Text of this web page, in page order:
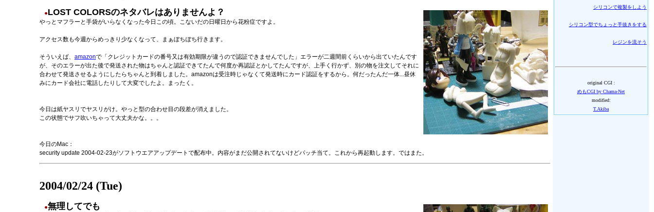
●LOST COLORSのネタバレはありませんよ？
やっとマフラーと手袋がいらなくなった今日この頃。こないだの日曜日から花粉症ですよ。
アクセス数も今週からめっきり少なくなって、まぁぼちぼち行きます。
そういえば、 amazonで「クレジットカードの番号又は有効期限が違うので認証できませんでした」エラーが二週間前くらいから出ていたんです
が、そのエラーが出た後で発送された物はちゃんと認証できてたんで何度か再認証とかしてたんですが、上手く行かず、別の物を注文してそれに
合わせて発送させるようにしたらちゃんと到着しました。amazonは受注時じゃなくて発送時にカード認証をするから。何だったんだ一体...昼休
みにカード会社に電話したりして大変でしたよ。まったく。
今日は紙ヤスリでヤスリがけ。やっと型の合わせ目の段差が消えました。
この状態でサフ吹いちゃって大丈夫かな。。。
今日のMac：
security update 2004-02-23がソフトウエアアップデートで配布中。内容がまだ公開されてないけどパッチ当て。これから再起動します。ではまた。
2004/02/24 (Tue)
●無理してでも
シリコンで複製をしよう
シリコン型でちょっと手抜きをする
レジンを流そう
original CGI :
めもCGI by Chama-Net
modified:
T.Akiba